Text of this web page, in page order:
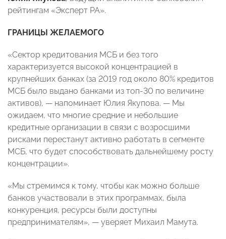
рейтингам «Эксперт РА».
ГРАНИЦЫ ЖЕЛАЕМОГО
«Сектор кредитования МСБ и без того
характеризуется высокой концентрацией в
крупнейших банках (за 2019 год около 80% кредитов
МСБ было выдано банками из топ-30 по величине
активов), — напоминает Юлия Якупова. — Мы
ожидаем, что многие средние и небольшие
кредитные организации в связи с возросшими
рисками перестанут активно работать в сегменте
МСБ, что будет способствовать дальнейшему росту
концентрации».
«Мы стремимся к тому, чтобы как можно больше
банков участвовали в этих программах, была
конкуренция, ресурсы были доступны
предпринимателям», — уверяет Михаил Мамута.